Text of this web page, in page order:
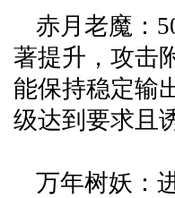
赤月老魔：
著提升，攻击
能保持稳定输
级达到要求且
万年树妖：